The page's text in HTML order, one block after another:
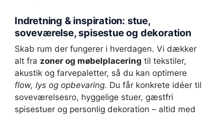
Indretning & inspiration: stue,
soveværelse, spisestue og dekoration
Skab rum der fungerer i hverdagen. Vi dækker
alt fra zoner og møbelplacering til tekstiler,
akustik og farvepaletter, så du kan optimere
flow, lys og opbevaring. Du får konkrete idéer til
soveværelsesro, hyggelige stuer, gæstfri
spisestuer og personlig dekoration – altid med